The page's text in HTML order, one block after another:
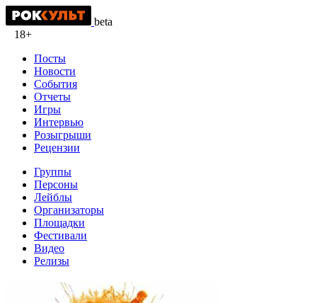
beta
18+
Посты
Новости
События
Отчеты
Игры
Интервью
Розыгрыши
Рецензии
Группы
Персоны
Лейблы
Организаторы
Площадки
Фестивали
Видео
Релизы